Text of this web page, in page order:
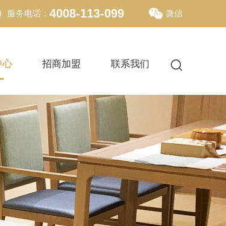
服务电话： 4008-113-099 微信
心 招商加盟 联系我们